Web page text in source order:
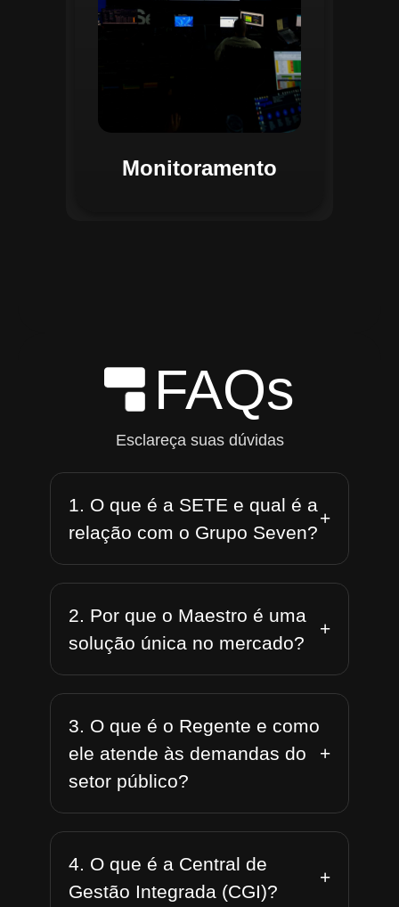
Monitoramento
FAQs
Esclareça suas dúvidas
1. O que é a SETE e qual é a
relação com o Grupo Seven?
+
2. Por que o Maestro é uma
solução única no mercado?
+
3. O que é o Regente e como
ele atende às demandas do
setor público?
+
4. O que é a Central de
Gestão Integrada (CGI)?
+